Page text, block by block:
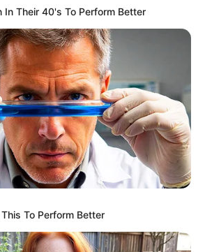
In Their 40's To Perform Better
To Perform Better